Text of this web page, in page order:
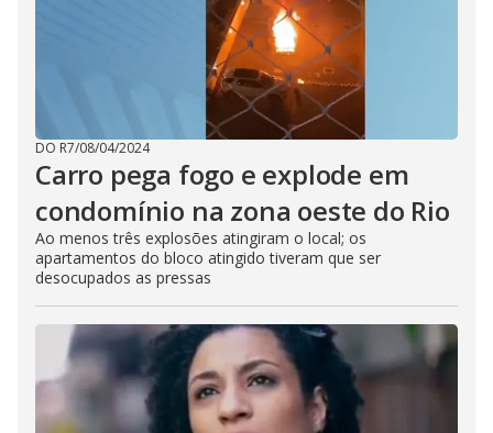
DO R7/08/04/2024
Carro pega fogo e explode em
condomínio na zona oeste do Rio
Ao menos três explosões atingiram o local; os
apartamentos do bloco atingido tiveram que ser
desocupados as pressas